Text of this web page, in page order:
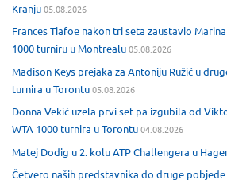
Kranju05.08.2026
Frances Tiafoe nakon tri seta zaustavio
1000 turniru u Montrealu05.08.2026
Madison Keys prejaka za Antoniju Ružić u
turnira u Torontu05.08.2026
Donna Vekić uzela prvi set pa izgubila od
WTA 1000 turnira u Torontu04.08.2026
Matej Dodig u 2. kolu ATP Challengera u
Četvero naših predstavnika do druge